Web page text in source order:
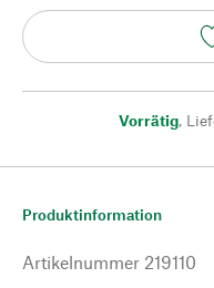
Vorrätig,
Produktinformation
Artikelnummer 219110